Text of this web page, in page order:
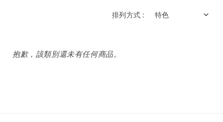
排列方式 :
抱歉，該類別還未有任何商品。